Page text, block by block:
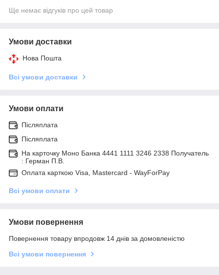
Ще немає відгуків про цей товар
Умови доставки
Нова Пошта
Всі умови доставки
Умови оплати
Післяплата
Післяплата
На карточку Моно Банка 4441 1111 3246 2338 Получатель
: Герман П.В.
Оплата карткою Visa, Mastercard - WayForPay
Всі умови оплати
Умови повернення
Повернення товару впродовж 14 днів за домовленістю
Всі умови повернення